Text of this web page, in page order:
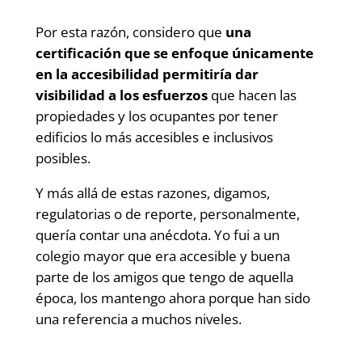
Por esta razón, considero que una
certificación que se enfoque únicamente
en la accesibilidad permitiría dar
visibilidad a los esfuerzosque hacen las
propiedades y los ocupantes por tener
edificios lo más accesibles e inclusivos
posibles.
Y más allá de estas razones, digamos,
regulatorias o de reporte, personalmente,
quería contar una anécdota. Yo fui a un
colegio mayor que era accesible y buena
parte de los amigos que tengo de aquella
época, los mantengo ahora porque han sido
una referencia a muchos niveles.